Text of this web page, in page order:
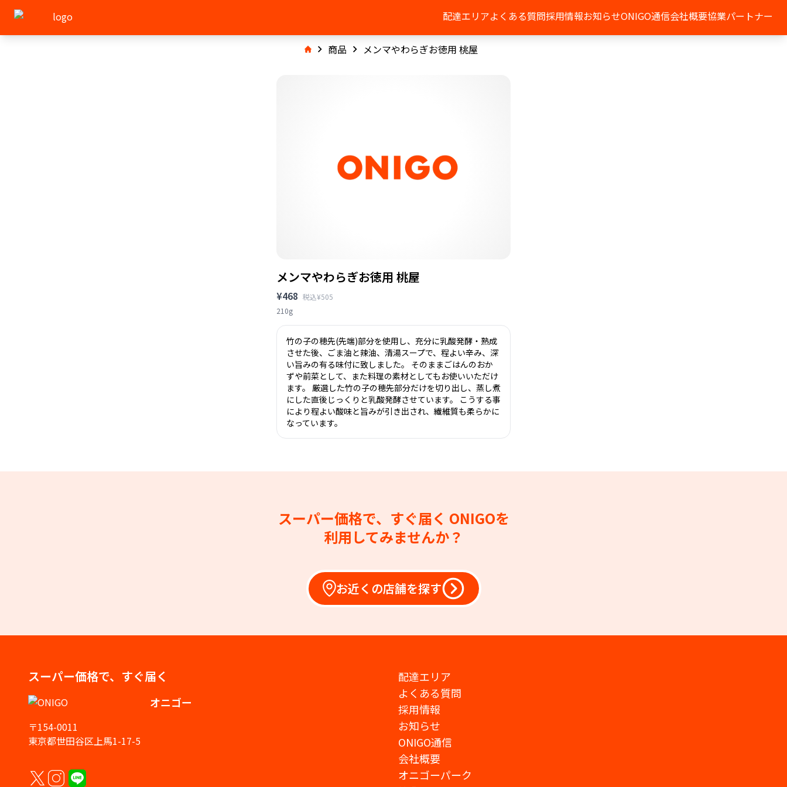
配達エリアよくある質問採用情報お知らせONIGO通信会社概要協業パートナー
商品 メンマやわらぎお徳用 桃屋
メンマやわらぎお徳用 桃屋
¥468 税込¥505
210g
竹の子の穂先(先端)部分を使用し、充分に乳酸発酵・熟成
させた後、ごま油と辣油、清湯スープで、程よい辛み、深
い旨みの有る味付に致しました。 そのままごはんのおか
ずや前菜として、また料理の素材としてもお使いいただけ
ます。 厳選した竹の子の穂先部分だけを切り出し、蒸し煮
にした直後じっくりと乳酸発酵させています。 こうする事
により程よい酸味と旨みが引き出され、繊維質も柔らかに
なっています。
スーパー価格で、すぐ届く ONIGOを
利用してみませんか？
お近くの店舗を探す
スーパー価格で、すぐ届く
オニゴー
〒154-0011
東京都世田谷区上馬1-17-5
配達エリア
よくある質問
採用情報
お知らせ
ONIGO通信
会社概要
オニゴーパーク